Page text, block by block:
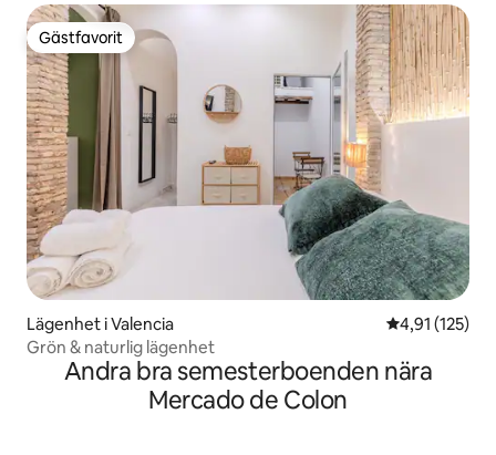
Gästfavorit
Gästfavorit
Lägenhet i Valencia 4,91 av 5 i
4,91 (125)
Grön & naturlig lägenhet
Andra bra semesterboenden nära
Mercado de Colon